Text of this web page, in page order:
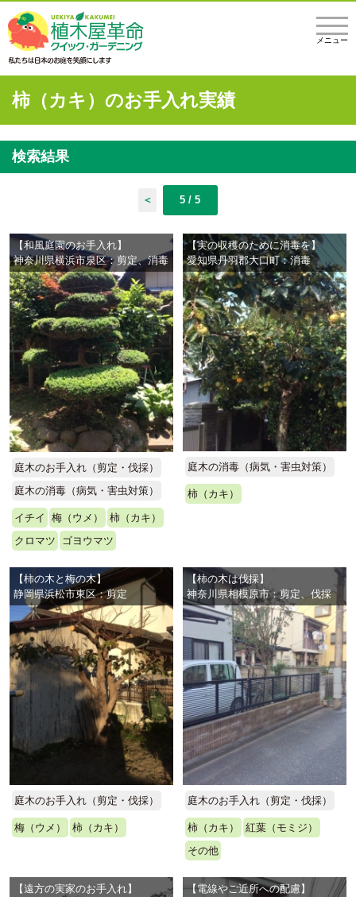
メニュー
柿（カキ）のお手入れ実績
検索結果
＜ 5 / 5
【和風庭園のお手入れ】
神奈川県横浜市泉区：剪定、消毒
庭木のお手入れ（剪定・伐採）
庭木の消毒（病気・害虫対策）
イチイ 梅（ウメ）
柿（カキ）
クロマツ
ゴヨウマツ
【実の収穫のために消毒を】
愛知県丹羽郡大口町：消毒
庭木の消毒（病気・害虫対策）
柿（カキ）
【柿の木と梅の木】
静岡県浜松市東区：剪定
庭木のお手入れ（剪定・伐採）
梅（ウメ） 柿（カキ）
【柿の木は伐採】
神奈川県相模原市：剪定、伐採
庭木のお手入れ（剪定・伐採）
柿（カキ）
紅葉（モミジ）
その他
【遠方の実家のお手入れ】
【電線やご近所への配慮】